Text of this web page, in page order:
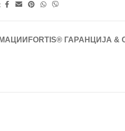
FORTIS® ГАРАНЦИЈА &